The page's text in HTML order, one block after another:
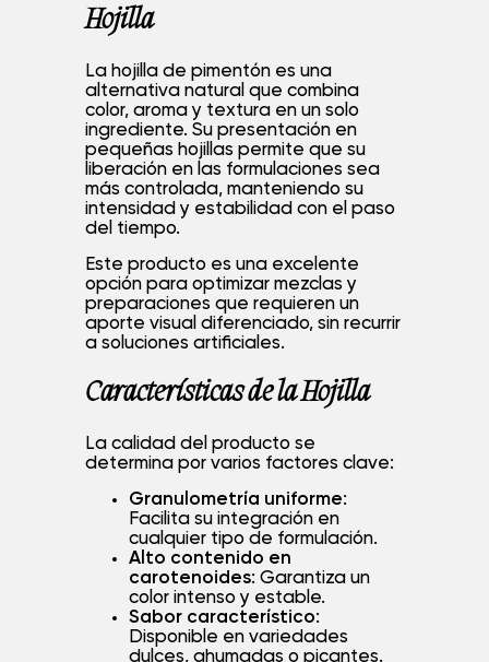
Hojilla
La hojilla de pimentón es una
alternativa natural que combina
color, aroma y textura en un solo
ingrediente. Su presentación en
pequeñas hojillas permite que su
liberación en las formulaciones sea
más controlada, manteniendo su
intensidad y estabilidad con el paso
del tiempo.
Este producto es una excelente
opción para optimizar mezclas y
preparaciones que requieren un
aporte visual diferenciado, sin recurrir
a soluciones artificiales.
Características de la Hojilla
La calidad del producto se
determina por varios factores clave:
Granulometría uniforme:
Facilita su integración en
cualquier tipo de formulación.
Alto contenido en
carotenoides: Garantiza un
color intenso y estable.
Sabor característico:
Disponible en variedades
dulces, ahumadas o picantes.
He leído y acepto lapolítica de privacidad.
ENVIAR